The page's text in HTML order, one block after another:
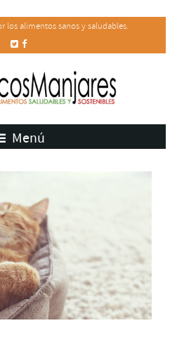
los alimentos sanos y saludables.
Menú